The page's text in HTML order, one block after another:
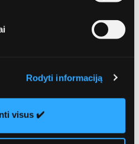
Rodyti informaciją
visus ✔️
papildomos